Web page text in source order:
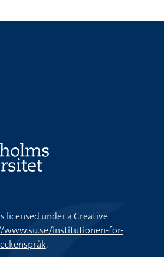
licensed under aCreative
www.su.se/institutionen-for-
.